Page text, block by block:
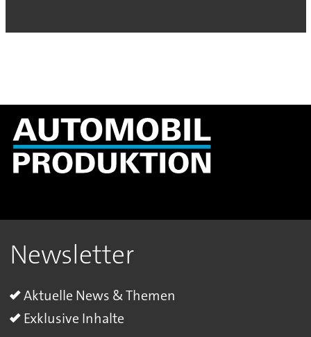
Newsletter
Aktuelle News & Themen
Exklusive Inhalte